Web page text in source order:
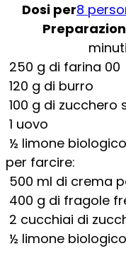
Dosi per8
minuti
250 g di farina 00
120 g di burro
100 g di zucchero
1 uovo
½ limone
per farcire:
500 ml di crema
400 g di fragole
2 cucchiai di
½ limone